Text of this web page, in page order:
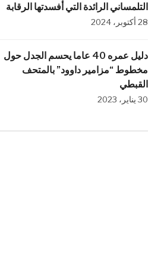
التلمساني الرائدة التي أفسدتها الرقابة
28 أكتوبر، 2024
دليل عمره 40 عاما يحسم الجدل حول
مخطوط “مزامير داوود” بالمتحف
القبطي
30 يناير، 2023